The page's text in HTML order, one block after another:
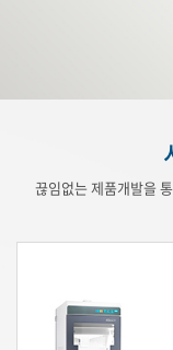
끊임없는 제품개발을